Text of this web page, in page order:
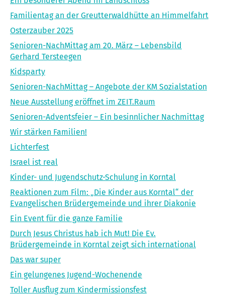
Familientag an der Greutterwaldhütte an Himmelfahrt
Osterzauber 2025
Senioren-NachMittag am 20. März – Lebensbild
Gerhard Tersteegen
Kidsparty
Senioren-NachMittag – Angebote der KM Sozialstation
Neue Ausstellung eröffnet im ZEIT.Raum
Senioren-Adventsfeier – Ein besinnlicher Nachmittag
Wir stärken Familien!
Lichterfest
Israel ist real
Kinder- und Jugendschutz-Schulung in Korntal
Reaktionen zum Film: „Die Kinder aus Korntal“ der
Evangelischen Brüdergemeinde und ihrer Diakonie
Ein Event für die ganze Familie
Durch Jesus Christus hab ich Mut! Die Ev.
Brüdergemeinde in Korntal zeigt sich international
Das war super
Ein gelungenes Jugend-Wochenende
Toller Ausflug zum Kindermissionsfest